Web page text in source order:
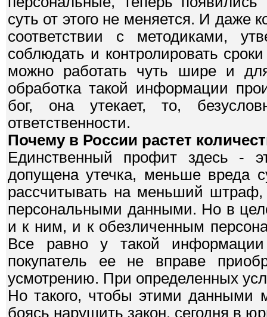
суть от этого не меняется. И даже
соответствии с методиками,
соблюдать и контролировать
можно работать чуть шире и
обработка такой информации
бог, она утекает, то,
ответственности.
Почему в России растет
Единственный профит здесь -
допущена утечка, меньше вреда
рассчитывать на меньший
персональными данными. Но в
и к ним, и к обезличенным
Все равно у такой
покупатель ее не вправе
усмотрению. При определенных
Но такого, чтобы этими данными
боясь нарушить закон, сегодня в